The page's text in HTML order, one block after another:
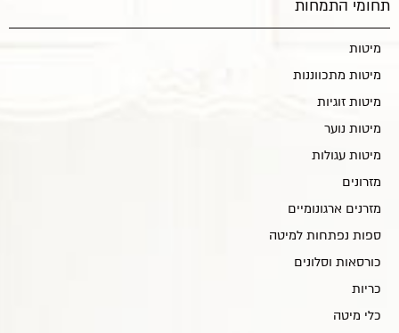
תחומי התמחות
מיטות
מיטות מתכווננות
מיטות זוגיות
מיטות נוער
מיטות עגולות
מזרונים
מזרנים ארגונומיים
ספות נפתחות למיטה
כורסאות וסלונים
כריות
כלי מיטה